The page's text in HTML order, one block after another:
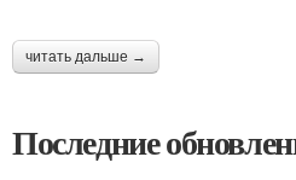
читать дальше →
Последние